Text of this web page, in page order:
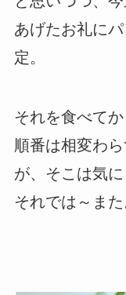
あげたお礼に
定。
それを食べて
順番は相変わ
が、そこは気に
それでは～また